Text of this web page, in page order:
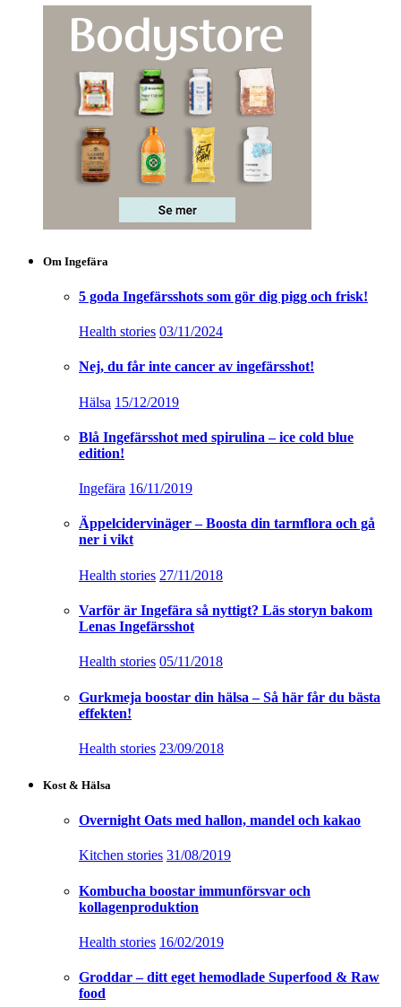
Om Ingefära
5 goda Ingefärsshots som gör dig pigg och frisk!
Health stories 03/11/2024
Nej, du får inte cancer av ingefärsshot!
Hälsa 15/12/2019
Blå Ingefärsshot med spirulina – ice cold blue
edition!
Ingefära 16/11/2019
Äppelcidervinäger – Boosta din tarmflora och gå
ner i vikt
Health stories 27/11/2018
Varför är Ingefära så nyttigt? Läs storyn bakom
Lenas Ingefärsshot
Health stories 05/11/2018
Gurkmeja boostar din hälsa – Så här får du bästa
effekten!
Health stories 23/09/2018
Kost & Hälsa
Overnight Oats med hallon, mandel och kakao
Kitchen stories 31/08/2019
Kombucha boostar immunförsvar och
kollagenproduktion
Health stories 16/02/2019
Groddar – ditt eget hemodlade Superfood & Raw
food